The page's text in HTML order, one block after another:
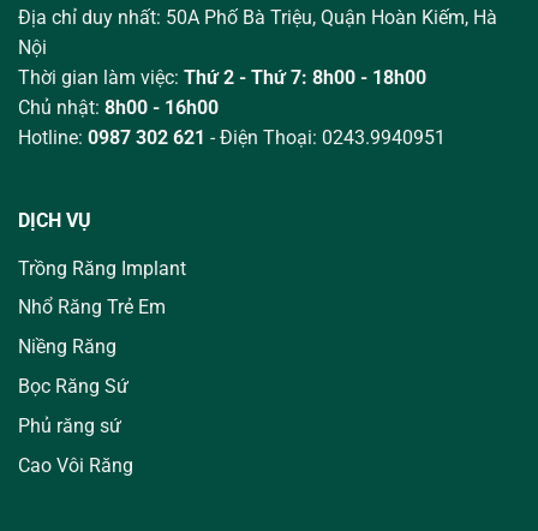
Địa chỉ duy nhất: 50A Phố Bà Triệu, Quận Hoàn Kiếm, Hà
Nội
Thời gian làm việc: Thứ 2 - Thứ 7: 8h00 - 18h00
Chủ nhật: 8h00 - 16h00
Hotline: 0987 302 621 - Điện Thoại: 0243.9940951
DỊCH VỤ
Trồng Răng Implant
Nhổ Răng Trẻ Em
Niềng Răng
Bọc Răng Sứ
Phủ răng sứ
Cao Vôi Răng